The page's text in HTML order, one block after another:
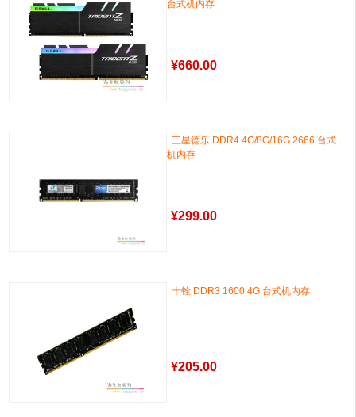
台式机内存
¥660.00
三星德乐 DDR4 4G/8G/16G 2666 台式
机内存
¥299.00
十铨 DDR3 1600 4G 台式机内存
¥205.00